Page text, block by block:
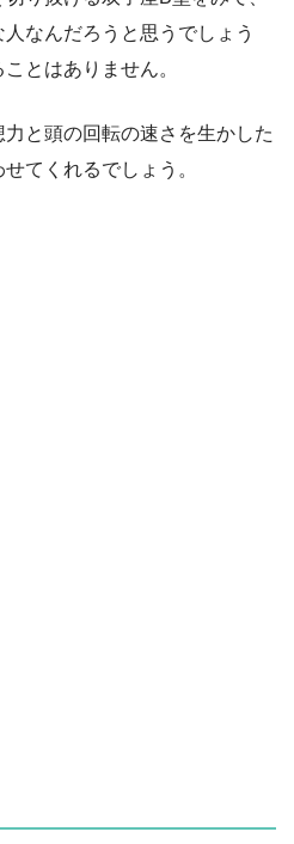
なんだろうと思うでしょう
とはありません。
と頭の回転の速さを生かした
てくれるでしょう。